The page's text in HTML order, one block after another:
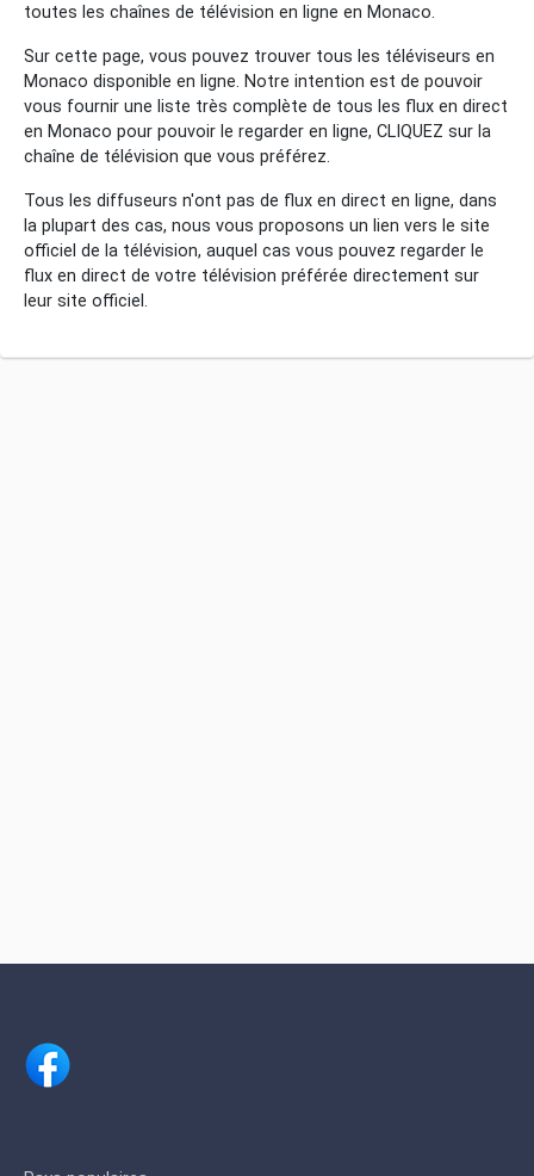
toutes les chaînes de télévision en ligne en Monaco.
Sur cette page, vous pouvez trouver tous les téléviseurs en
Monaco disponible en ligne. Notre intention est de pouvoir
vous fournir une liste très complète de tous les flux en direct
en Monaco pour pouvoir le regarder en ligne, CLIQUEZ sur la
chaîne de télévision que vous préférez.
Tous les diffuseurs n'ont pas de flux en direct en ligne, dans
la plupart des cas, nous vous proposons un lien vers le site
officiel de la télévision, auquel cas vous pouvez regarder le
flux en direct de votre télévision préférée directement sur
leur site officiel.